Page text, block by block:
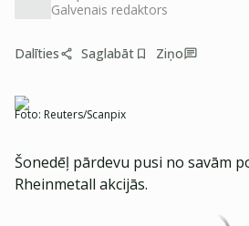
Galvenais redaktors
Dalīties Saglabāt Ziņo
Foto: Reuters/Scanpix
Šonedēļ pārdevu pusi no savām
Rheinmetall akcijās.